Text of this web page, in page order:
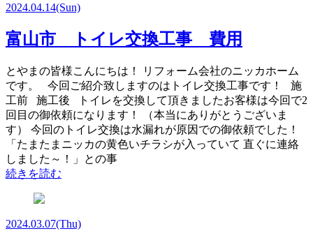
2024.04.14(Sun)
富山市 トイレ交換工事 費用
とやまの皆様こんにちは！ リフォーム会社のニッカホーム
です。 今回ご紹介致しますのはトイレ交換工事です！ 施
工前 施工後 トイレを交換して頂きましたお客様は今回で2
回目の御依頼になります！ （本当にありがとうございま
す） 今回のトイレ交換は水漏れが原因での御依頼でした！
「たまたまニッカの黄色いチラシが入っていて 直ぐに連絡
しました～！」との事
続きを読む
2024.03.07(Thu)